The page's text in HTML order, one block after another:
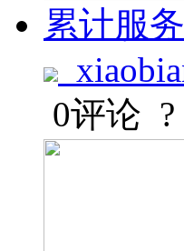
累计服
0评论